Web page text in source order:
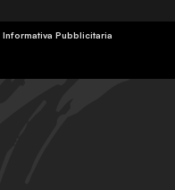
Informativa Pubblicitaria